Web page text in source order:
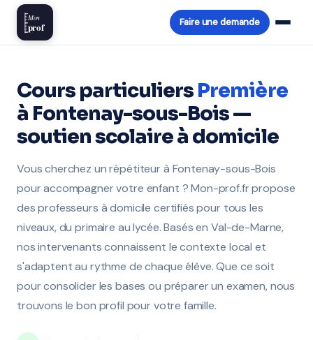
Mon
prof Faire une demande
Cours particuliers Première
à Fontenay-sous-Bois —
soutien scolaire à domicile
Vous cherchez un répétiteur à Fontenay-sous-Bois
pour accompagner votre enfant ? Mon-prof.fr propose
des professeurs à domicile certifiés pour tous les
niveaux, du primaire au lycée. Basés en Val-de-Marne,
nos intervenants connaissent le contexte local et
s'adaptent au rythme de chaque élève. Que ce soit
pour consolider les bases ou préparer un examen, nous
trouvons le bon profil pour votre famille.